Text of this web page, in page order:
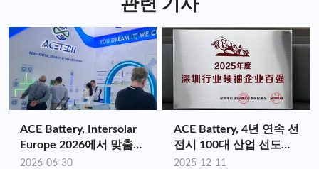
스템의 다양성은 유연하고 최적화된 에너지 관리 솔루션
을 가능하게 합니다.
관련 기사
ACE Battery, Intersolar
Europe 2026에서 맞춤형
에너지 저장 가치 창출을
2026-06-30
ACE Battery, 4년 연속 선
전시 100대 산업 선도기
업에 선정 (2025년)
2025-12-11